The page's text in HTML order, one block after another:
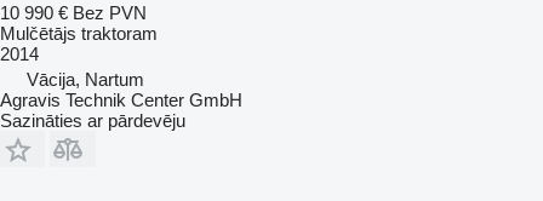
10 990 € Bez PVN
Mulčētājs traktoram
2014
Vācija, Nartum
Agravis Technik Center GmbH
Sazināties ar pārdevēju